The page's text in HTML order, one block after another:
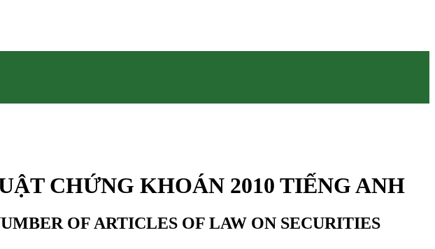
CHỨNG KHOÁN 2010 TIẾNG ANH
OF ARTICLES OF LAW ON SECURITIES